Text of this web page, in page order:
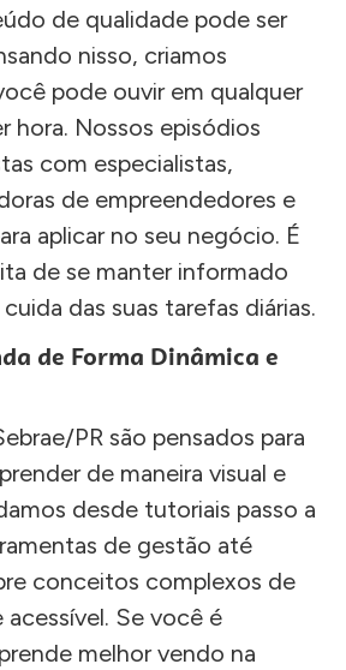
de qualidade pode ser
nisso, criamos
pode ouvir em qualquer
hora. Nossos episódios
com especialistas,
de empreendedores e
aplicar no seu negócio. É
de se manter informado
das suas tarefas diárias.
de Forma Dinâmica e
PR são pensados para
de maneira visual e
desde tutoriais passo a
de gestão até
conceitos complexos de
acessível. Se você é
melhor vendo na